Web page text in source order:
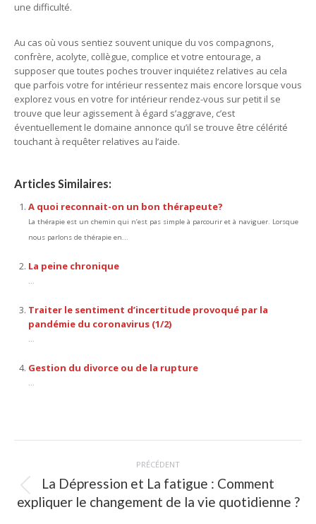
une difficulté.
Au cas où vous sentiez souvent unique du vos compagnons,
confrère, acolyte, collègue, complice et votre entourage, a
supposer que toutes poches trouver inquiétez relatives au cela
que parfois votre for intérieur ressentez mais encore lorsque vous
explorez vous en votre for intérieur rendez-vous sur petit il se
trouve que leur agissement à égard s’aggrave, c’est
éventuellement le domaine annonce qu’il se trouve être célérité
touchant à requêter relatives au l’aide.
Articles Similaires:
A quoi reconnait-on un bon thérapeute?
La thérapie est un chemin qui n’est pas simple à parcourir et à naviguer. Lorsque
nous parlons de thérapie en...
La peine chronique
...
Traiter le sentiment d’incertitude provoqué par la
pandémie du coronavirus (1/2)
...
Gestion du divorce ou de la rupture
...
PRÉCÉDENT
Article
précédent
La Dépression et La fatigue : Comment
expliquer le changement de la vie quotidienne ?